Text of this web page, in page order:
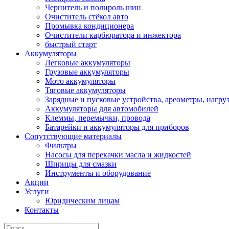
Чернитель и полироль шин
Очиститель стёкол авто
Промывка кондиционера
Очистители карбюратора и инжектора
быстрый старт
Аккумуляторы
Легковые аккумуляторы
Грузовые аккумуляторы
Мото аккумуляторы
Тяговые аккумуляторы
Зарядные и пусковые устройства, ареометры,
Аккумуляторы для автомобилей
Клеммы, перемычки, провода
Батарейки и аккумуляторы для приборов
Сопутствующие материалы
Фильтры
Насосы для перекачки масла и жидкостей
Шприцы для смазки
Инструменты и оборудование
Акции
Услуги
Юридическим лицам
Контакты